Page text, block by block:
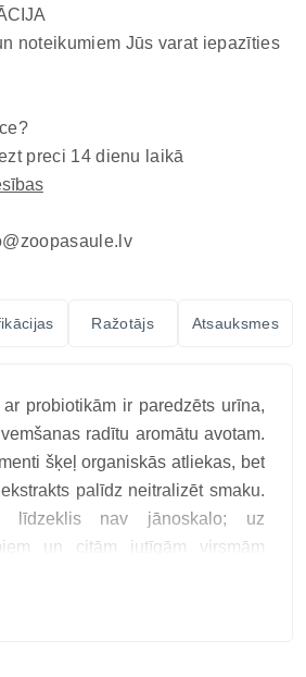
noteikumiem Jūs varat iepazīties
preci 14 dienu laikā
Ražotājs Atsauksmes
probiotikām ir paredzēts urīna,
radītu aromātu avotam.
šķeļ organiskās atliekas, bet
palīdz neitralizēt smaku.
līdzeklis nav jānoskalo; uz
un citām jutīgām virsmām